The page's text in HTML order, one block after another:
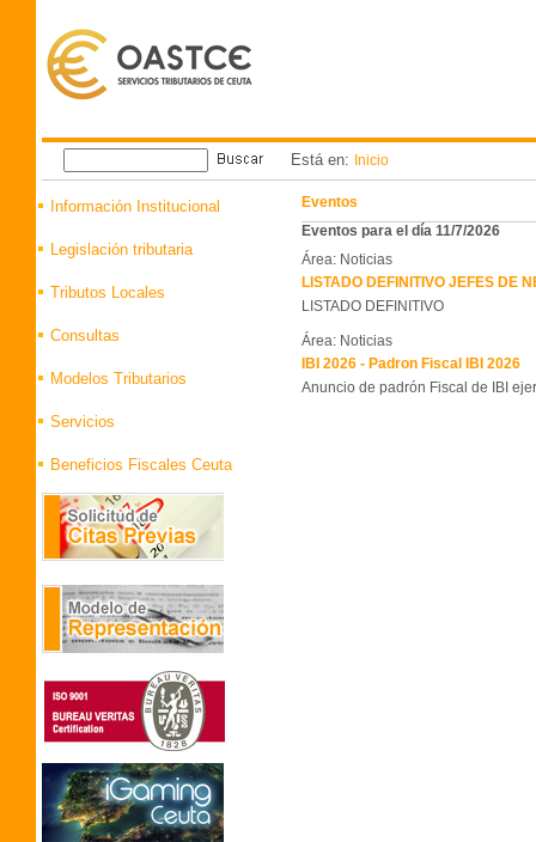
Está en: Inicio
Información Institucional
Legislación tributaria
Tributos Locales
Consultas
Modelos Tributarios
Servicios
Beneficios Fiscales Ceuta
Eventos
Eventos para el día 11/7/2026
Área: Noticias
LISTADO DEFINITIVO JEFES DE
LISTADO DEFINITIVO
Área: Noticias
IBI 2026 - Padron Fiscal IBI 2026
Anuncio de padrón Fiscal de IBI